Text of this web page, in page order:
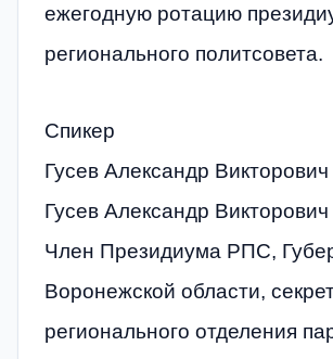
ежегодную ротацию
регионального политсовета.
Спикер
Гусев Александр Викторович
Гусев Александр Викторович
Член Президиума РПС,
Воронежской области,
регионального отделения